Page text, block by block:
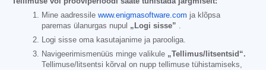
Mine aadressile www.enigmasoftware.com ja klõpsa
paremas ülanurgas nupul „Logi sisse”
Logi sisse oma kasutajanime ja parooliga.
Navigeerimismenüüs minge valikule „Tellimus/litsentsid“.
Tellimuse/litsentsi kõrval on nupp tellimuse tühistamiseks,